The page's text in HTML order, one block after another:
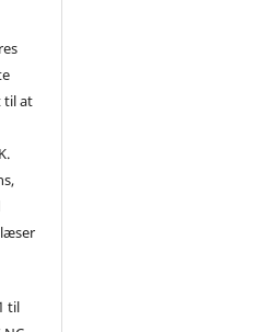
til at
til